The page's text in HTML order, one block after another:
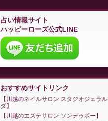
占い情報サイト
ハッピーローズ公式LINE
おすすめサイトリンク
川越のネイルサロン スタジオジェラル
ダ
川越のエステサロン ソンデゥボー